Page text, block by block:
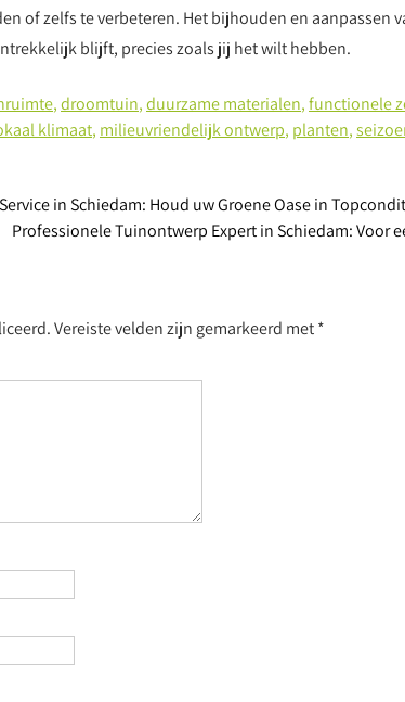
of zelfs te verbeteren. Het bijhouden en aanpassen
blijft, precies zoals jij het wilt hebben.
,droomtuin,duurzame materialen,functionele
klimaat, milieuvriendelijk ontwerp, planten,
in Schiedam: Houd uw Groene Oase in
Professionele Tuinontwerp Expert in Schiedam: Voor
Vereiste velden zijn gemarkeerd met*